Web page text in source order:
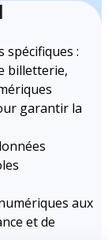
spécifiques :
billetterie,
garantir la
aux
et de